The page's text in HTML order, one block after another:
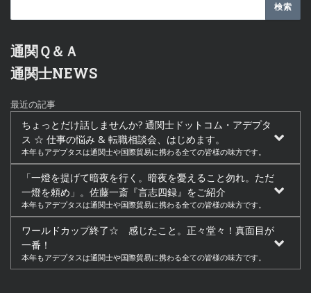
通関Ｑ＆Ａ
通関士NEWS
最近の記事
ちょっとだけ話しませんか? 通関士ドットコム・アデプタ
ス ☆ 仕事の悩み & 転職相談会、はじめます。
本年もアデプタスは通関士や国際貿易に携わる全ての皆様の味方です。
「一燈を提げて暗夜を行く。暗夜を憂えること勿れ。ただ
一燈を頼め」。佐藤一斎『言志四録』をご紹介
本年もアデプタスは通関士や国際貿易に携わる全ての皆様の味方です。
ワールドカップ終了☆ 感じたこと。正々堂々！真面目が
一番！
本年もアデプタスは通関士や国際貿易に携わる全ての皆様の味方です。